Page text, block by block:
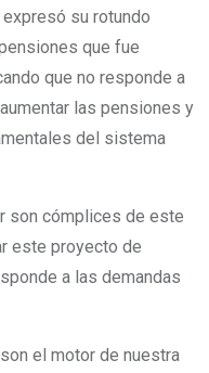
su rotundo
que fue
que no responde a
las pensiones y
del sistema
son cómplices de este
este proyecto de
a las demandas
el motor de nuestra